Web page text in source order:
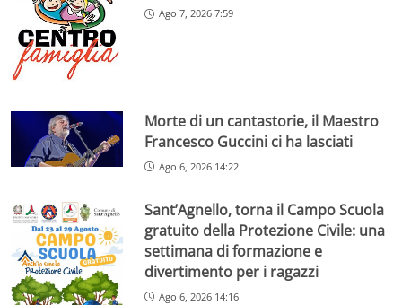
Ago 7, 2026 7:59
Morte di un cantastorie, il Maestro
Francesco Guccini ci ha lasciati
Ago 6, 2026 14:22
Sant’Agnello, torna il Campo Scuola
gratuito della Protezione Civile: una
settimana di formazione e
divertimento per i ragazzi
Ago 6, 2026 14:16